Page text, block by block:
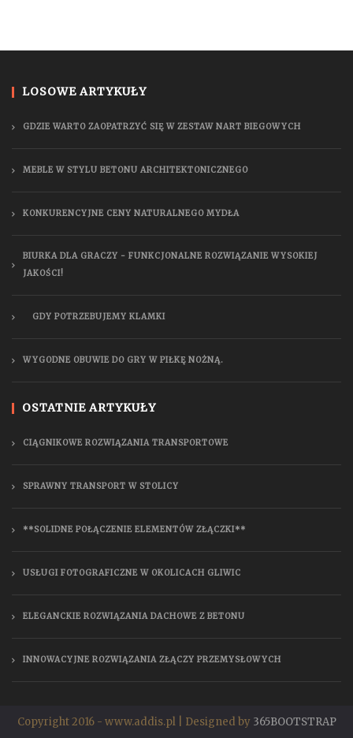
LOSOWE ARTYKUŁY
GDZIE WARTO ZAOPATRZYĆ SIĘ W ZESTAW NART BIEGOWYCH
MEBLE W STYLU BETONU ARCHITEKTONICZNEGO
KONKURENCYJNE CENY NATURALNEGO MYDŁA
BIURKA DLA GRACZY - FUNKCJONALNE ROZWIĄZANIE WYSOKIEJ
JAKOŚCI!
GDY POTRZEBUJEMY KLAMKI
WYGODNE OBUWIE DO GRY W PIŁKĘ NOŻNĄ.
OSTATNIE ARTYKUŁY
CIĄGNIKOWE ROZWIĄZANIA TRANSPORTOWE
SPRAWNY TRANSPORT W STOLICY
**SOLIDNE POŁĄCZENIE ELEMENTÓW ZŁĄCZKI**
USŁUGI FOTOGRAFICZNE W OKOLICACH GLIWIC
ELEGANCKIE ROZWIĄZANIA DACHOWE Z BETONU
INNOWACYJNE ROZWIĄZANIA ZŁĄCZY PRZEMYSŁOWYCH
Copyright 2016 - www.addis.pl | Designed by 365BOOTSTRAP